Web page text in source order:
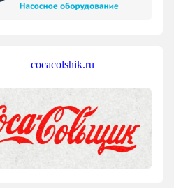
cocacolshik.ru